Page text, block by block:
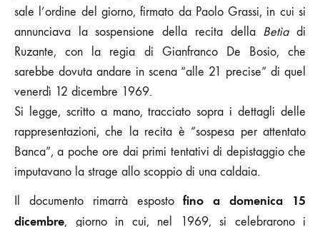
sale l’ordine del giorno, firmato da Paolo Grassi, in cui si
annunciava la sospensione della recita della Betìadi
Ruzante, con la regia di Gianfranco De Bosio, che
sarebbe dovuta andare in scena “alle 21 precise” di quel
venerdì 12 dicembre 1969.
Si legge, scritto a mano, tracciato sopra i dettagli delle
rappresentazioni, che la recita è “sospesa per attentato
Banca”, a poche ore dai primi tentativi di depistaggio che
imputavano la strage allo scoppio di una caldaia.
Il documento rimarrà espostofino a domenica 15
dicembre, giorno in cui, nel 1969, si celebrarono i